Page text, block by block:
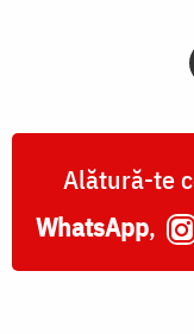
Alătură-te
WhatsApp,